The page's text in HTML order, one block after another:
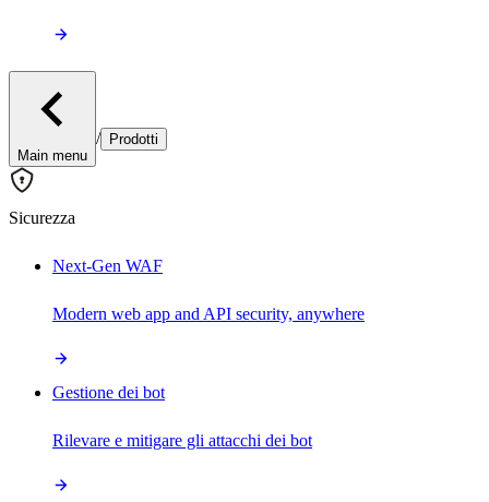
Main menu
/ Prodotti
Sicurezza
Next-Gen WAF
Modern web app and API security, anywhere
Gestione dei bot
Rilevare e mitigare gli attacchi dei bot